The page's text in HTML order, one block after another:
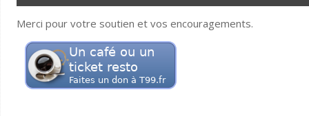
Merci pour votre soutien et vos encouragements.